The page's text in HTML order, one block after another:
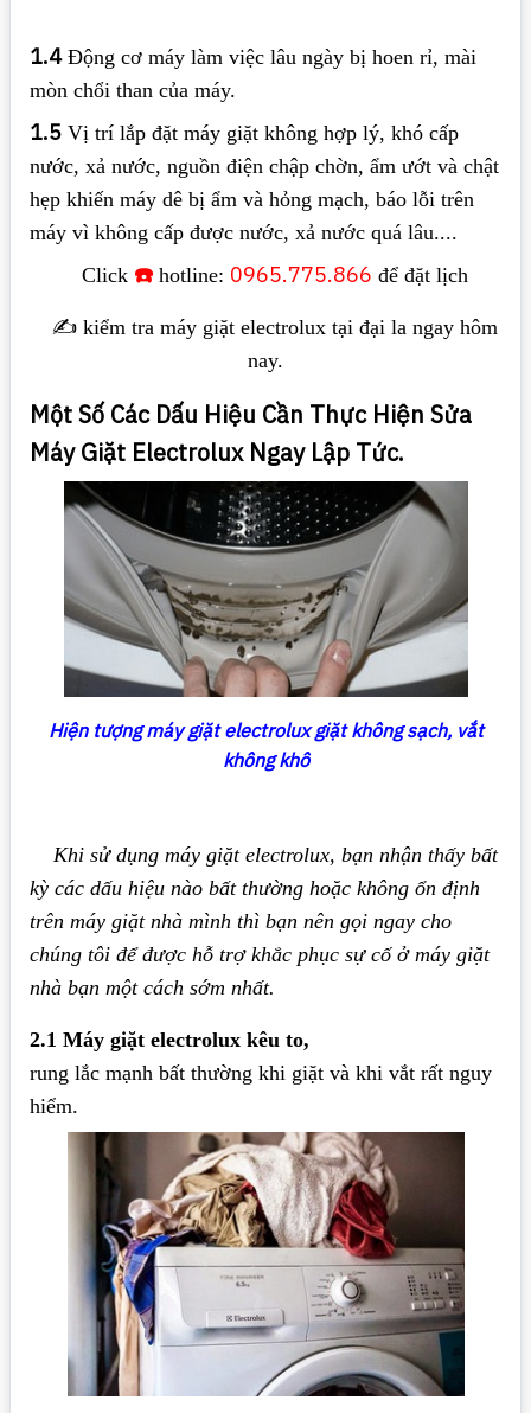
1.4Động cơ máy làm việc lâu ngày bị hoen rỉ, mài
mòn chổi than của máy.
1.5 Vị trí lắp đặt máy giặt không hợp lý, khó cấp
nước, xả nước, nguồn điện chập chờn, ẩm ướt và chật
hẹp khiến máy dê bị ẩm và hỏng mạch, báo lỗi trên
máy vì không cấp được nước, xả nước quá lâu....
Click ☎️hotline: 0965.775.866 để đặt lịch
✍️ kiểm tra máy giặt electrolux tại đại la ngay hôm
nay.
Một Số Các Dấu Hiệu Cần Thực Hiện Sửa
Máy Giặt Electrolux Ngay Lập Tức.
Hiện tượng máy giặt electrolux giặt không sạch, vắt
không khô
Khi sử dụng máy giặt electrolux, bạn nhận thấy bất
kỳ các dấu hiệu nào bất thường hoặc không ổn định
trên máy giặt nhà mình thì bạn nên gọi ngay cho
chúng tôi để được hỗ trợ khắc phục sự cố ở máy giặt
nhà bạn một cách sớm nhất.
2.1 Máy giặt electrolux kêu to,
rung lắc mạnh bất thường khi giặt và khi vắt rất nguy
hiểm.